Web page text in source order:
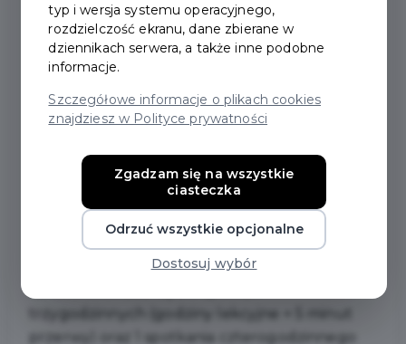
BEZPŁATNE SZKOLENIE
GRAFICZNE DLA DZIECI
Zorganizuj czas swojemu dziecku! Zapisz je na
z wykorzystaniem aplikacji
Zapraszamy dzieci i młodzież w
wieku 11 – 15 lat do wzięcia udziału w zajęciach
przerwy) oraz 1 spotkania czterogodzinnego
typ i wersja systemu operacyjnego,
rozdzielczość ekranu, dane zbierane w
dziennikach serwera, a także inne podobne
informacje.
Szczegółowe informacje o plikach cookies
znajdziesz w Polityce prywatności
Zgadzam się na wszystkie
ciasteczka
Odrzuć wszystkie opcjonalne
Dostosuj wybór